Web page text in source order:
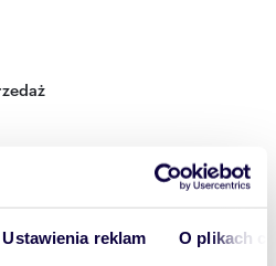
Ustawienia reklam O plikach
mazowieckie
Warszawa gmina: